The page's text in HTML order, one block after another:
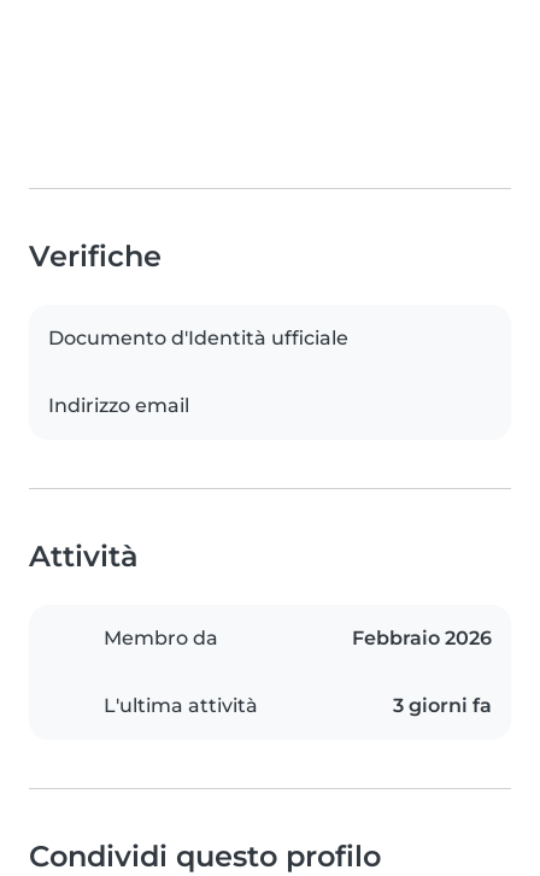
Verifiche
Documento d'Identità ufficiale
Indirizzo email
Attività
Membro da Febbraio 2026
L'ultima attività 3 giorni fa
Condividi questo profilo